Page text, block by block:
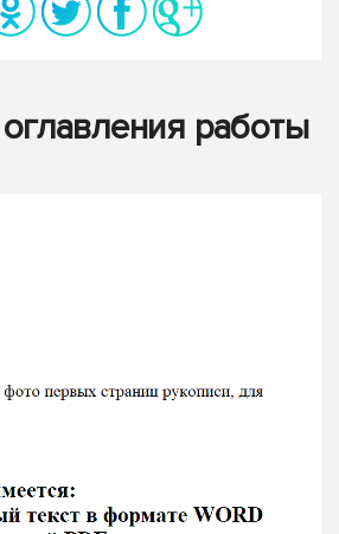
работы